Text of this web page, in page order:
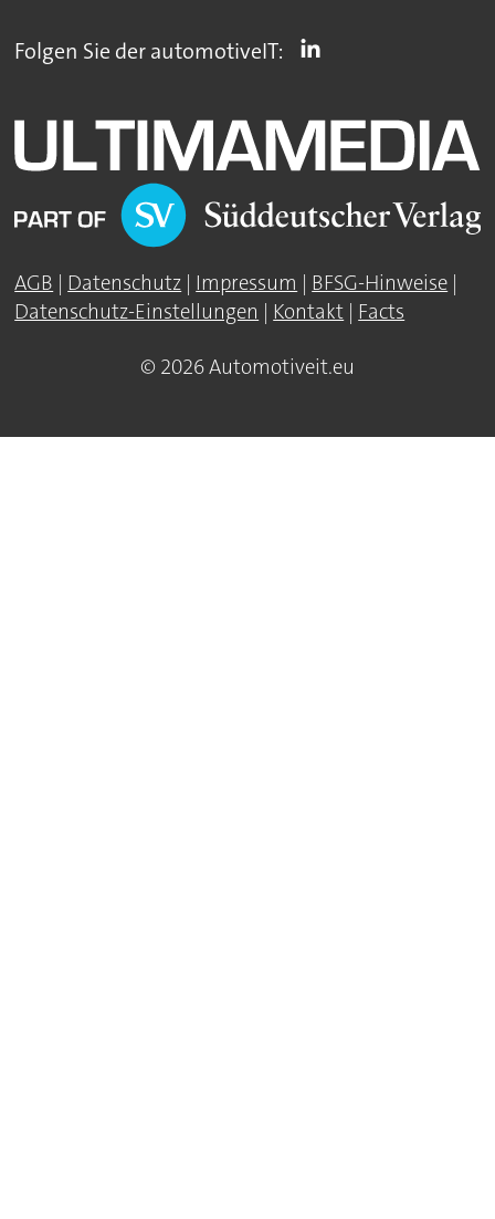
Folgen Sie der automotiveIT:
AGB | Datenschutz | Impressum | BFSG-Hinweise |
Datenschutz-Einstellungen | Kontakt | Facts
© 2026 Automotiveit.eu